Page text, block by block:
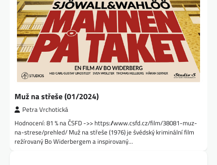
Muž na střeše (01/2024)
Petra Vrchotická
Hodnocení: 81 % na ČSFD ->> https://www.csfd.cz/film/38081-muz-
na-strese/prehled/ Muž na střeše (1976) je švédský kriminální film
režírovaný Bo Widerbergem a inspirovaný…